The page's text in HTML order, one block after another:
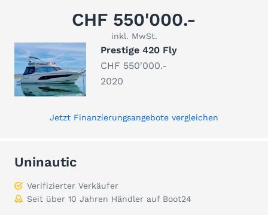
CHF 550'000.-
inkl. MwSt.
Prestige 420 Fly
CHF 550'000.-
2020
Jetzt Finanzierungsangebote vergleichen
Uninautic
Verifizierter Verkäufer
Seit über 10 Jahren Händler auf Boot24